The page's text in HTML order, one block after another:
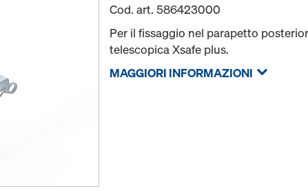
Cod. art.586423000
Per il fissaggio nel parapetto
telescopica Xsafe plus.
MAGGIORI INFORMAZIONI